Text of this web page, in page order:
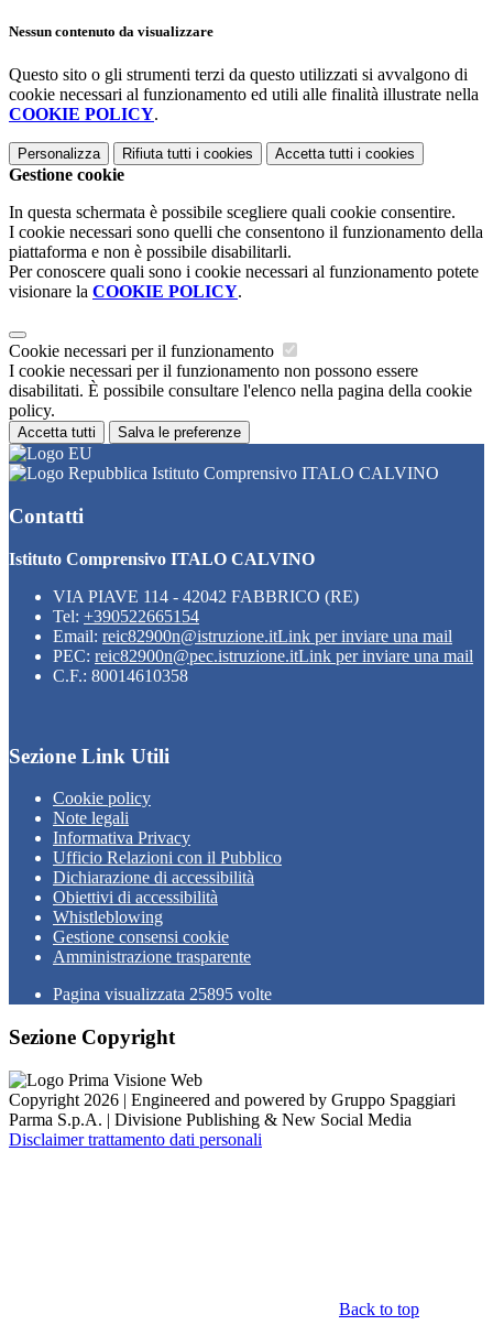
Nessun contenuto da visualizzare
Questo sito o gli strumenti terzi da questo utilizzati si avvalgono di
cookie necessari al funzionamento ed utili alle finalità illustrate nella
COOKIE POLICY.
Personalizza Rifiuta tutti i cookies Accetta tutti i cookies
Gestione cookie
In questa schermata è possibile scegliere quali cookie consentire.
I cookie necessari sono quelli che consentono il funzionamento della
piattaforma e non è possibile disabilitarli.
Per conoscere quali sono i cookie necessari al funzionamento potete
visionare la COOKIE POLICY.
Cookie necessari per il funzionamento
I cookie necessari per il funzionamento non possono essere
disabilitati. È possibile consultare l'elenco nella pagina della cookie
policy.
Accetta tutti Salva le preferenze
Istituto Comprensivo ITALO CALVINO
Contatti
Istituto Comprensivo ITALO CALVINO
VIA PIAVE 114 - 42042 FABBRICO (RE)
Tel: +390522665154
Email: reic82900n@istruzione.itLink per inviare una mail
PEC: reic82900n@pec.istruzione.itLink per inviare una mail
C.F.: 80014610358
Sezione Link Utili
Cookie policy
Note legali
Informativa Privacy
Ufficio Relazioni con il Pubblico
Dichiarazione di accessibilità
Obiettivi di accessibilità
Whistleblowing
Gestione consensi cookie
Amministrazione trasparente
Pagina visualizzata 25895 volte
Sezione Copyright
Copyright 2026 | Engineered and powered by Gruppo Spaggiari
Parma S.p.A. | Divisione Publishing & New Social Media
Disclaimer trattamento dati personali
Back to top